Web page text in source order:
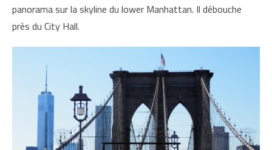
panorama sur la skyline du lower Manhattan. Il débouche
près du City Hall.